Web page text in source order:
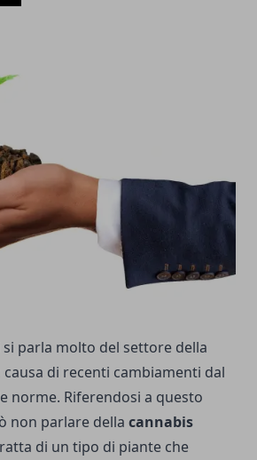
parla molto del settore della
causa di recenti cambiamenti dal
norme. Riferendosi a questo
non parlare della cannabis
di un tipo di piante che